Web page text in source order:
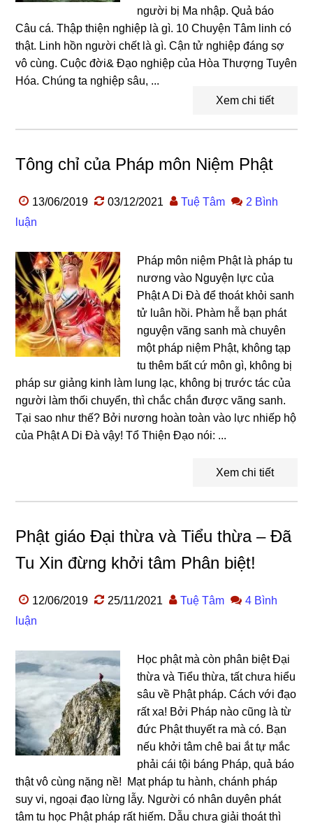
người bị Ma nhập. Quả báo
Câu cá. Thập thiện nghiệp là gì. 10 Chuyện Tâm linh có
thật. Linh hồn người chết là gì. Cận tử nghiệp đáng sợ
vô cùng. Cuộc đời& Đạo nghiệp của Hòa Thượng Tuyên
Hóa. Chúng ta nghiệp sâu, ...
Xem chi tiết
Tông chỉ của Pháp môn Niệm Phật
13/06/2019 03/12/2021 Tuệ Tâm
2 Bình
luận
Pháp môn niệm Phật là pháp tu
nương vào Nguyện lực của
Phật A Di Đà để thoát khỏi sanh
tử luân hồi. Phàm hễ bạn phát
nguyện vãng sanh mà chuyên
một pháp niệm Phật, không tạp
tu thêm bất cứ môn gì, không bị
pháp sư giảng kinh làm lung lạc, không bị trước tác của
người làm thối chuyển, thì chắc chắn được vãng sanh.
Tại sao như thế? Bởi nương hoàn toàn vào lực nhiếp hộ
của Phật A Di Đà vậy! Tổ Thiện Đạo nói: ...
Xem chi tiết
Phật giáo Đại thừa và Tiểu thừa – Đã
Tu Xin đừng khởi tâm Phân biệt!
12/06/2019 25/11/2021 Tuệ Tâm
4 Bình
luận
Học phật mà còn phân biệt Đại
thừa và Tiểu thừa, tất chưa hiểu
sâu về Phật pháp. Cách với đạo
rất xa! Bởi Pháp nào cũng là từ
đức Phật thuyết ra mà có. Bạn
nếu khởi tâm chê bai ắt tự mắc
phải cái tội báng Pháp, quả báo
thật vô cùng nặng nề! Mạt pháp tu hành, chánh pháp
suy vi, ngoại đạo lừng lẫy. Người có nhân duyên phát
tâm tu học Phật pháp rất hiếm. Dẫu chưa giải thoát thì